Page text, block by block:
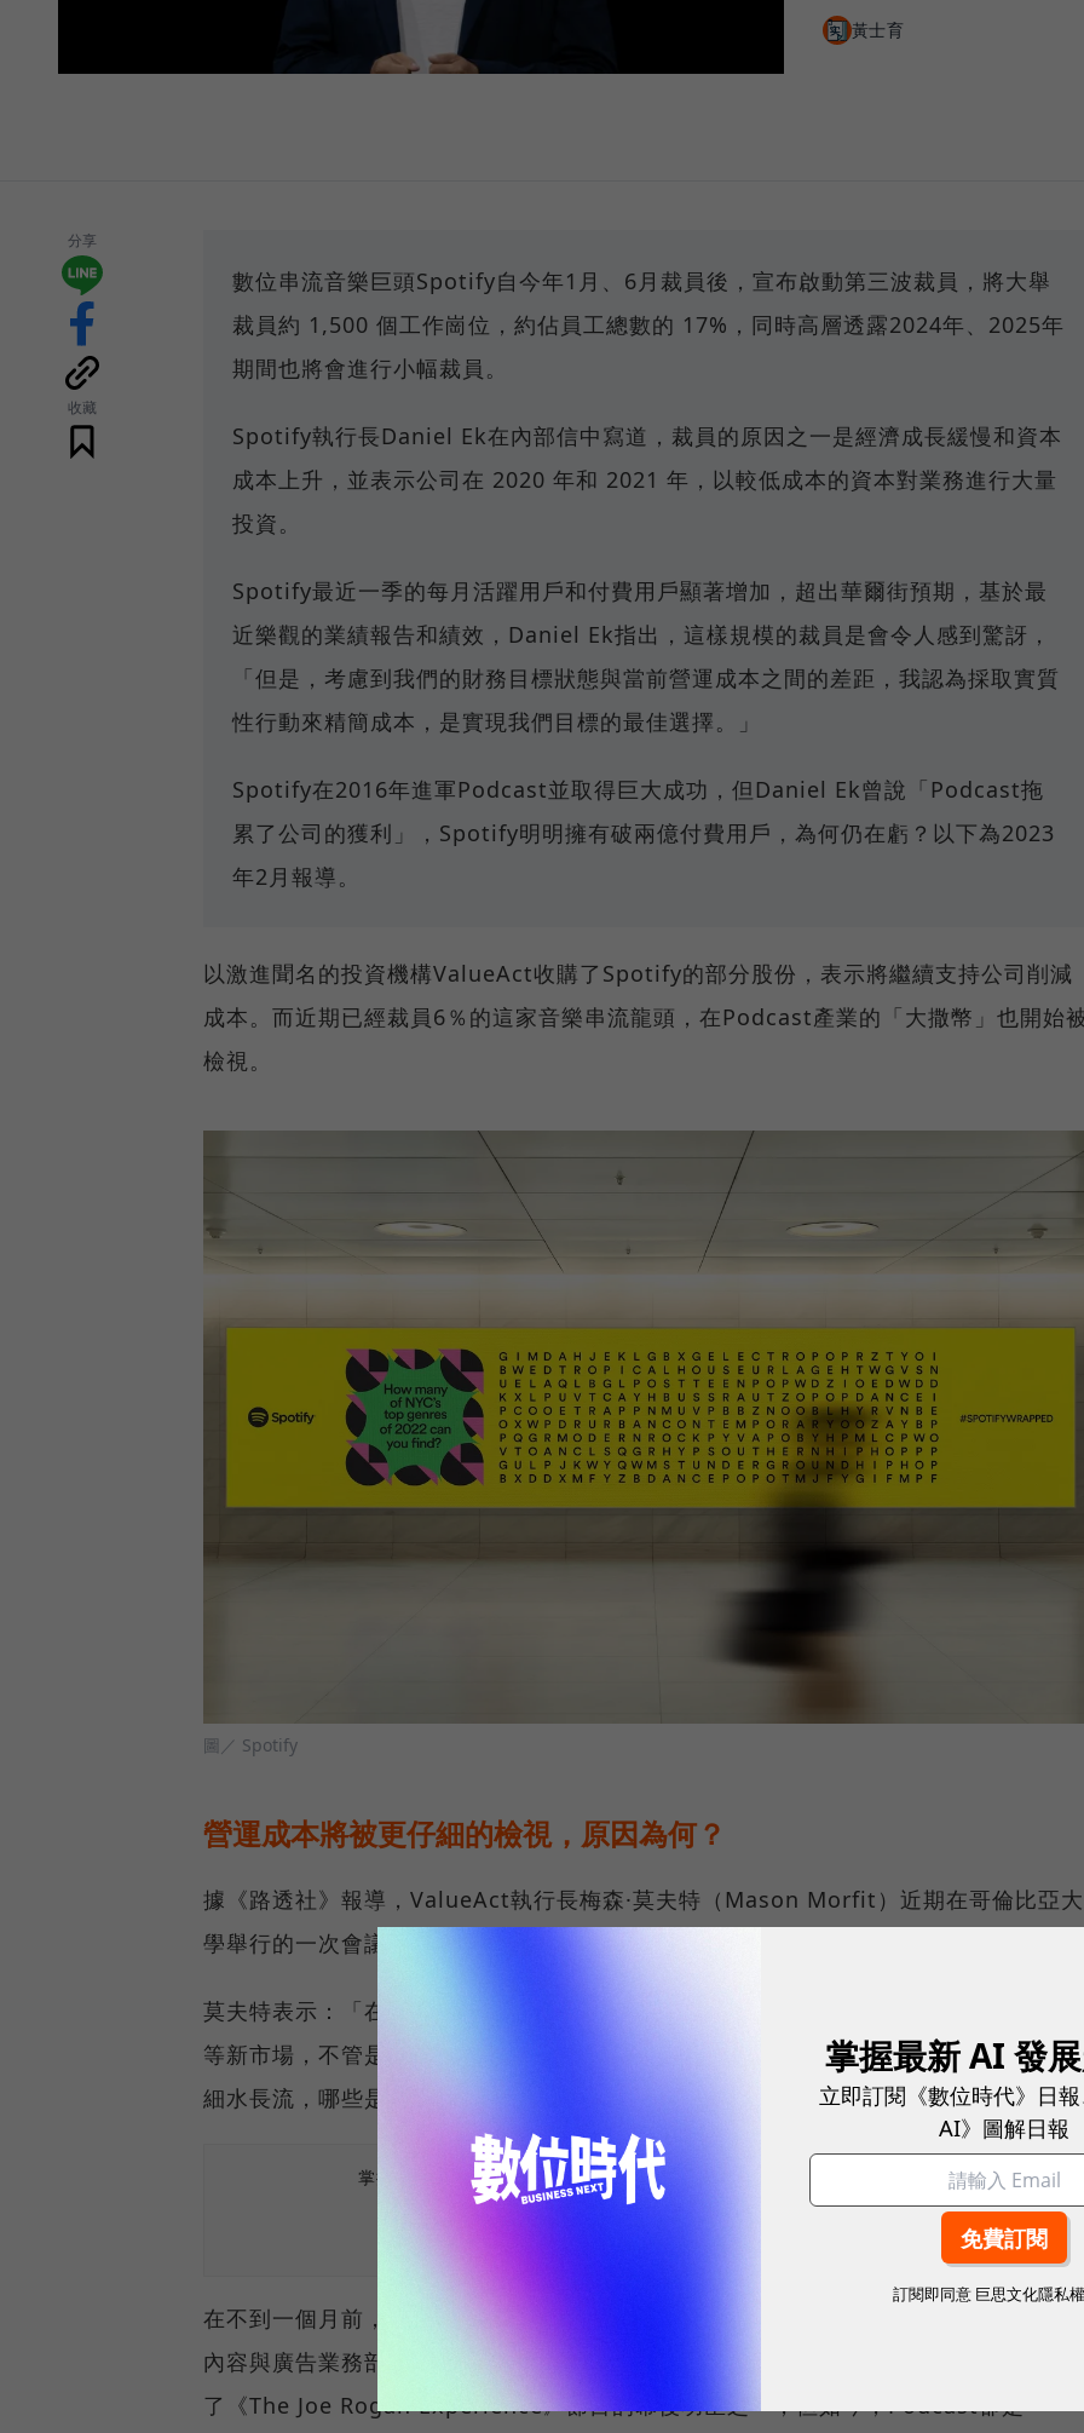
黃士育
分享
收藏
數位串流音樂巨頭Spotify自今年1月、6月裁員後，宣布啟動第三波裁員，將大舉
裁員約 1,500 個工作崗位，約佔員工總數的 17%，同時高層透露2024年、2025年
期間也將會進行小幅裁員。
Spotify執行長Daniel Ek在內部信中寫道，裁員的原因之一是經濟成長緩慢和資本
成本上升，並表示公司在 2020 年和 2021 年，以較低成本的資本對業務進行大量
投資。
Spotify最近一季的每月活躍用戶和付費用戶顯著增加，超出華爾街預期，基於最
近樂觀的業績報告和績效，Daniel Ek指出，這樣規模的裁員是會令人感到驚訝，
「但是，考慮到我們的財務目標狀態與當前營運成本之間的差距，我認為採取實質
性行動來精簡成本，是實現我們目標的最佳選擇。」
Spotify在2016年進軍Podcast並取得巨大成功，但Daniel Ek曾說「Podcast拖
累了公司的獲利」，Spotify明明擁有破兩億付費用戶，為何仍在虧？以下為2023
年2月報導。
以激進聞名的投資機構ValueAct收購了Spotify的部分股份，表示將繼續支持公司削減
成本。而近期已經裁員6％的這家音樂串流龍頭，在Podcast產業的「大撒幣」也開始
檢視。
圖／ Spotify
營運成本將被更仔細的檢視，原因為何？
據《路透社》報導，ValueAct執行長梅森·莫夫特（Mason Morfit）近期在哥倫比亞大
學舉行的一次會議中，揭露了這項投資。他同時表示支持Spotify的降低成本計畫。
莫夫特表示：「在經濟好的時候，公司將資源投注在Podcast、有聲書和語音社交平台
等新市場，不管是成本和內容投入都出現了爆炸式的增長。而現在該是梳理哪些支出是
細水長流，哪些是為了炒短線的時候了。」
掌握最新AI、半導體、數位趨勢！訂閱《數位時代》日報及社群活動訊息
在不到一個月前，Spotify解雇了6%的員工，並歷經了內容方面的重大重組，本來領導
內容與廣告業務部門的唐·奧斯特洛夫（Dawn Ostroff）離職。奧斯特洛夫是當時催生
了《The Joe Rogan Experience》節目的幕後功臣之一，但如今，Podcast卻是
掌握最新 AI 發
立即訂閱《數位時代》日
AI》圖解日報
訂閱即同意 巨思文化隱私